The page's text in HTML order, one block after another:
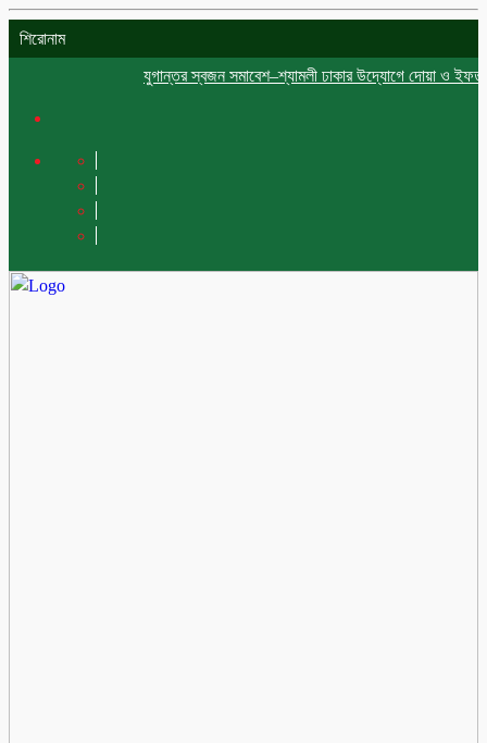
শিরোনাম
যুগান্তর স্বজন সমাবেশ–শ্যামলী ঢাকার উদ্যোগে দোয়া ও ইফতার